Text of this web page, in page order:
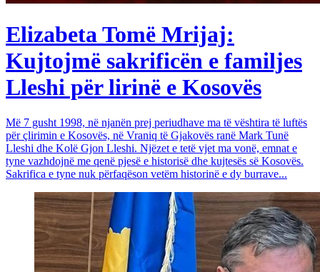
Elizabeta Tomë Mrijaj:
Kujtojmë sakrificën e familjes
Lleshi për lirinë e Kosovës
Më 7 gusht 1998, në njanën prej periudhave ma të vështira të luftës
për çlirimin e Kosovës, në Vraniq të Gjakovës ranë Mark Tunë
Lleshi dhe Kolë Gjon Lleshi. Njëzet e tetë vjet ma vonë, emnat e
tyne vazhdojnë me qenë pjesë e historisë dhe kujtesës së Kosovës.
Sakrifica e tyne nuk përfaqëson vetëm historinë e dy burrave...